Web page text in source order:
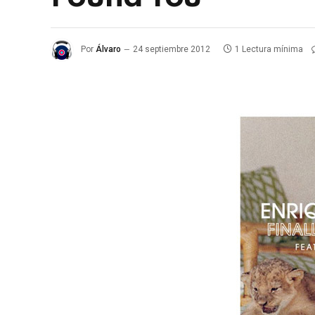
Por Álvaro 24 septiembre 2012 1 Lectura mínima